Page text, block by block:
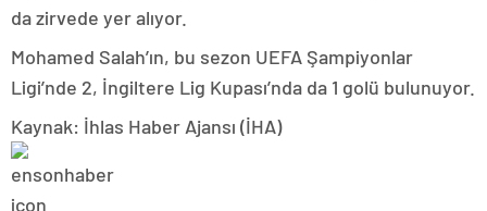
da zirvede yer alıyor.
Mohamed Salah’ın, bu sezon UEFA Şampiyonlar
Ligi’nde 2, İngiltere Lig Kupası’nda da 1 golü bulunuyor.
Kaynak: İhlas Haber Ajansı (İHA)